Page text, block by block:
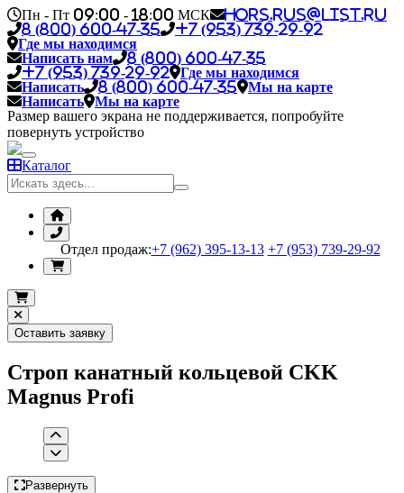
Пн - Пт 09:00 - 18:00 МСК
hors.rus@list.ru
8 (800) 600-47-35
+7 (953) 739-29-92
Где мы находимся
Написать нам
8 (800) 600-47-35
+7 (953) 739-29-92
Где мы находимся
Написать
8 (800) 600-47-35
Мы на карте
Написать
Мы на карте
Размер вашего экрана не поддерживается, попробуйте
повернуть устройство
Каталог
Отдел продаж:+7 (962) 395-13-13 +7 (953) 739-29-92
Оставить заявку
Строп канатный кольцевой CKK
Magnus Profi
Развернуть